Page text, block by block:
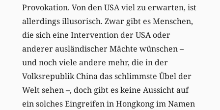
Provokation. Von den USA viel zu erwarten, ist
allerdings illusorisch. Zwar gibt es Menschen,
die sich eine Intervention der USA oder
anderer ausländischer Mächte wünschen –
und noch viele andere mehr, die in der
Volksrepublik China das schlimmste Übel der
Welt sehen –, doch gibt es keine Aussicht auf
ein solches Eingreifen in Hongkong im Namen